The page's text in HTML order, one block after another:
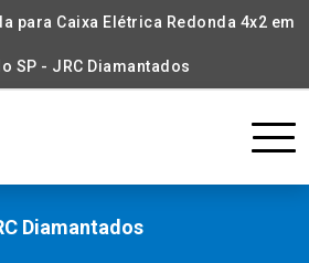
para Caixa Elétrica Redonda 4x2 em
SP - JRC Diamantados
Diamantados